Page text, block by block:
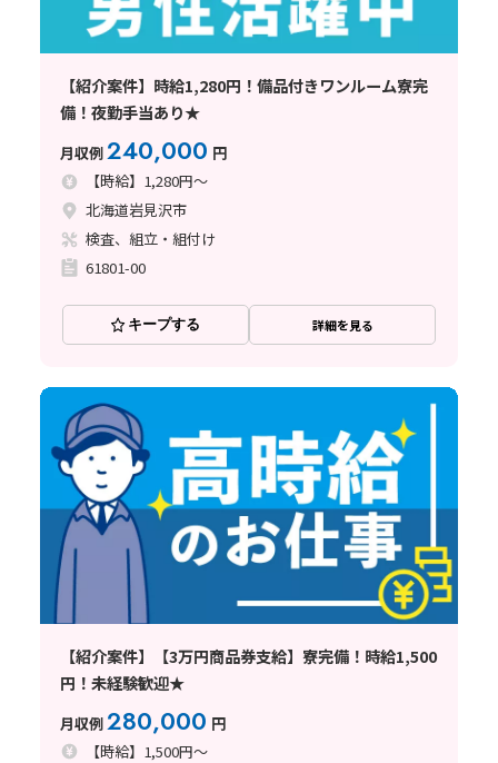
【紹介案件】時給1,280円！備品付きワンルーム寮完
備！夜勤手当あり★
月収例240,000 円
【時給】1,280円～
北海道岩見沢市
検査、組立・組付け
61801-00
キープする 詳細を見る
【紹介案件】【3万円商品券支給】寮完備！時給1,500
円！未経験歓迎★
月収例280,000 円
【時給】1,500円～